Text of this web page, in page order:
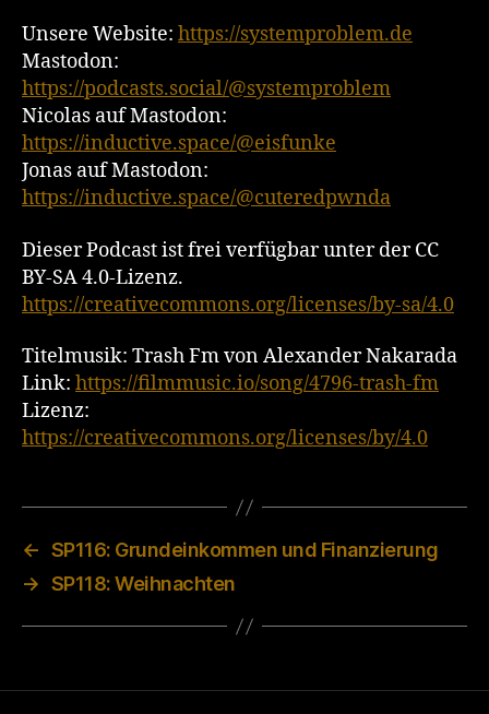
Unsere Website: https://systemproblem.de
Mastodon:
https://podcasts.social/@systemproblem
Nicolas auf Mastodon:
https://inductive.space/@eisfunke
Jonas auf Mastodon:
https://inductive.space/@cuteredpwnda
Dieser Podcast ist frei verfügbar unter der CC
BY-SA 4.0-Lizenz.
https://creativecommons.org/licenses/by-sa/4.0
Titelmusik: Trash Fm von Alexander Nakarada
Link: https://filmmusic.io/song/4796-trash-fm
Lizenz:
https://creativecommons.org/licenses/by/4.0
← SP116: Grundeinkommen und Finanzierung
→ SP118: Weihnachten